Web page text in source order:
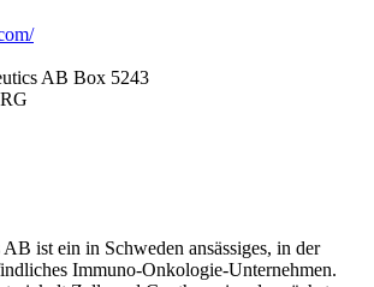
AB Box 5243
ist ein in Schweden ansässiges, in der
Immuno-Onkologie-Unternehmen.